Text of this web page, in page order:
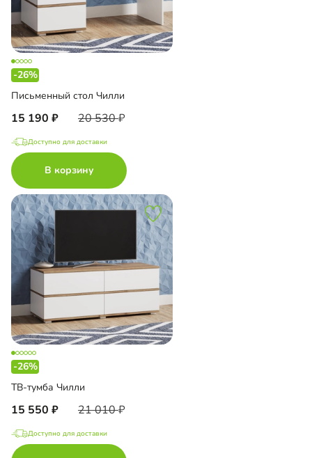
-26%
Письменный стол Чилли
15 190 20 530
Доступно для доставки
В корзину
-26%
ТВ-тумба Чилли
15 550 21 010
Доступно для доставки